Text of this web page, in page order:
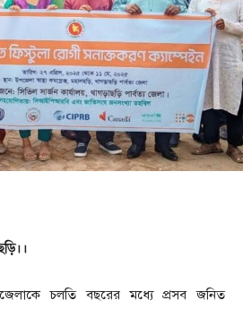
চলতি বছরের মধ্যে প্রসব জনিত